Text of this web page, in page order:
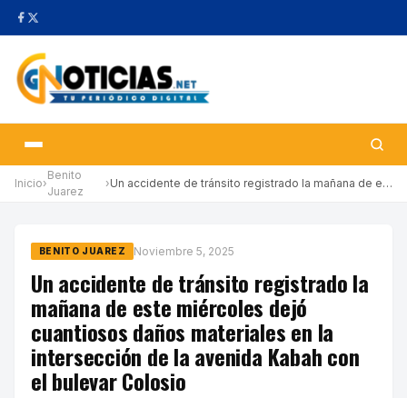
Inicio›
Benito
Juarez
› Un accidente de tránsito registrado la mañana de este miércoles …
BENITO JUAREZ Noviembre 5, 2025
Un accidente de tránsito registrado la
mañana de este miércoles dejó
cuantiosos daños materiales en la
intersección de la avenida Kabah con
el bulevar Colosio